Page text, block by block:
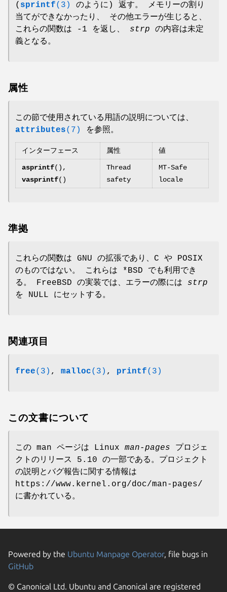
( sprintf(3)
のように) 返す。 メモリーの割り
当てができなかったり、 その他エラーが生じると、
これらの関数は -1 を返し、 strp の内容は未定
義となる。
属性
この節で使用されている用語の説明については、
attributes(7) を参照。
インターフェース 属性 値
asprintf(),
vasprintf()
Thread
safety
MT-Safe
locale
準拠
これらの関数は GNU の拡張であり、C や POSIX
のものではない。 これらは *BSD でも利用でき
る。 FreeBSD の実装では、エラーの際には strp
を NULL にセットする。
関連項目
free(3) , malloc(3) , printf(3)
この文書について
この man ページは Linux man-pages プロジェ
クトのリリース 5.10 の一部である。プロジェクト
の説明とバグ報告に関する情報は
https://www.kernel.org/doc/man-pages/
に書かれている。
Powered by the Ubuntu Manpage Operator, file bugs in
GitHub
© Canonical Ltd. Ubuntu and Canonical are registered